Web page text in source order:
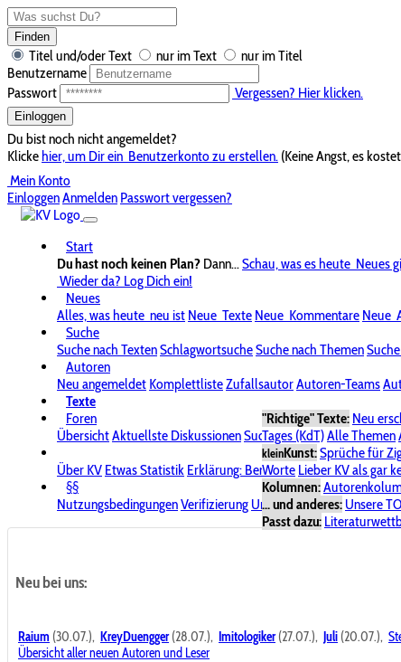
Finden
Titel und/oder Text nur im Text
nur im Titel
Benutzername
Passwort
Vergessen? Hier klicken.
Einloggen
Du bist noch nicht angemeldet?
Klickehier, um Dir ein Benutzerkonto zu erstellen. (Keine Angst, es
Mein Konto
EinloggenAnmelden Passwort vergessen?
Start
Du hast noch keinen Plan? Dann...Schau, was es heute Neues
Wieder da? Log Dich ein!
Neues
Alles, was heute neu ist Neue Texte Neue Kommentare Neue
Suche
Suche nach TextenSchlagwortsucheSuche nach Themen
Autoren
Neu angemeldet KomplettlisteZufallsautorAutoren-Teams
Texte
"Richtige" Texte: Neu
Tages (KdT)Alle Themen
kleinKunst:Sprüche für
Worte Lieber KV als gar
Kolumnen:
... und anderes: Unsere
Passt dazu:
Foren
ÜbersichtAktuellste DiskussionenSuche im ForumBereich
Über KV Etwas Statistik Erklärung: BenutzersymboleSpende
§§
NutzungsbedingungenVerifizierung UrheberrechtAvatare &
Neu bei uns:
Raium (30.07.), KreyDuengger(28.07.), Imitologiker(27.07.), Juli (20.07.),
Übersicht aller neuen Autoren und Leser